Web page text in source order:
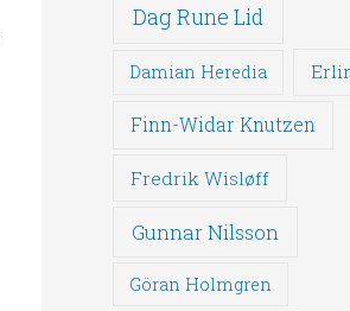
Dag Rune Lid
Damian Heredia
Finn-Widar Knutzen
Fredrik Wisløff
Gunnar Nilsson
Göran Holmgren